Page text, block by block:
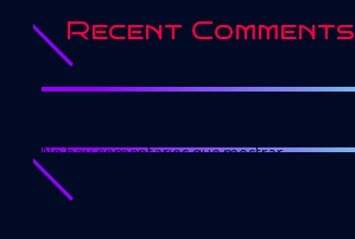
Recent Comments
No hay comentarios que mostrar.